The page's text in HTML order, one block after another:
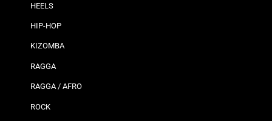
HEELS
HIP-HOP
KIZOMBA
RAGGA
RAGGA / AFRO
ROCK